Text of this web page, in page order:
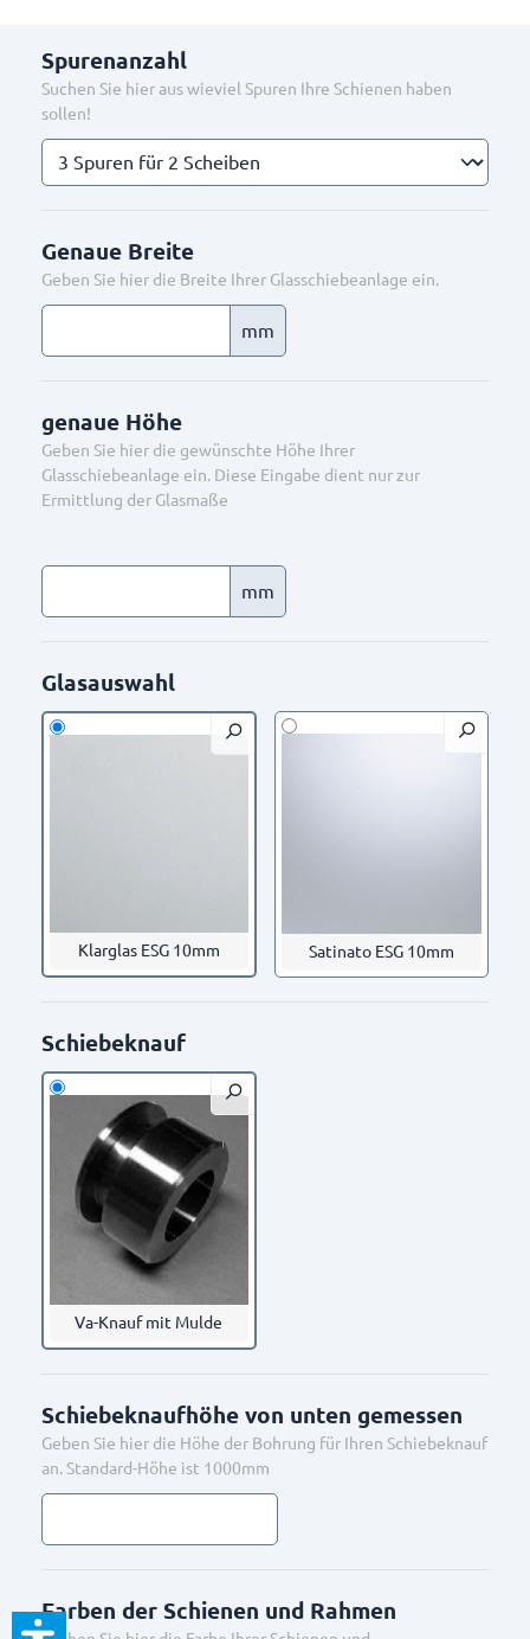
Spurenanzahl
Suchen Sie hier aus wieviel Spuren Ihre Schienen haben
sollen!
Genaue Breite
Geben Sie hier die Breite Ihrer Glasschiebeanlage ein.
mm
genaue Höhe
Geben Sie hier die gewünschte Höhe Ihrer
Glasschiebeanlage ein. Diese Eingabe dient nur zur
Ermittlung der Glasmaße
mm
Glasauswahl
Klarglas ESG 10mm Satinato ESG 10mm
Schiebeknauf
Va-Knauf mit Mulde
Schiebeknaufhöhe von unten gemessen
Geben Sie hier die Höhe der Bohrung für Ihren Schiebeknauf
an. Standard-Höhe ist 1000mm
Farben der Schienen und Rahmen